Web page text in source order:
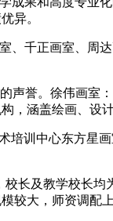
异。
、千正画室、
誉。徐伟画室
，涵盖绘画、设
训中心东方星
长及教学校长
较大，师资调配上